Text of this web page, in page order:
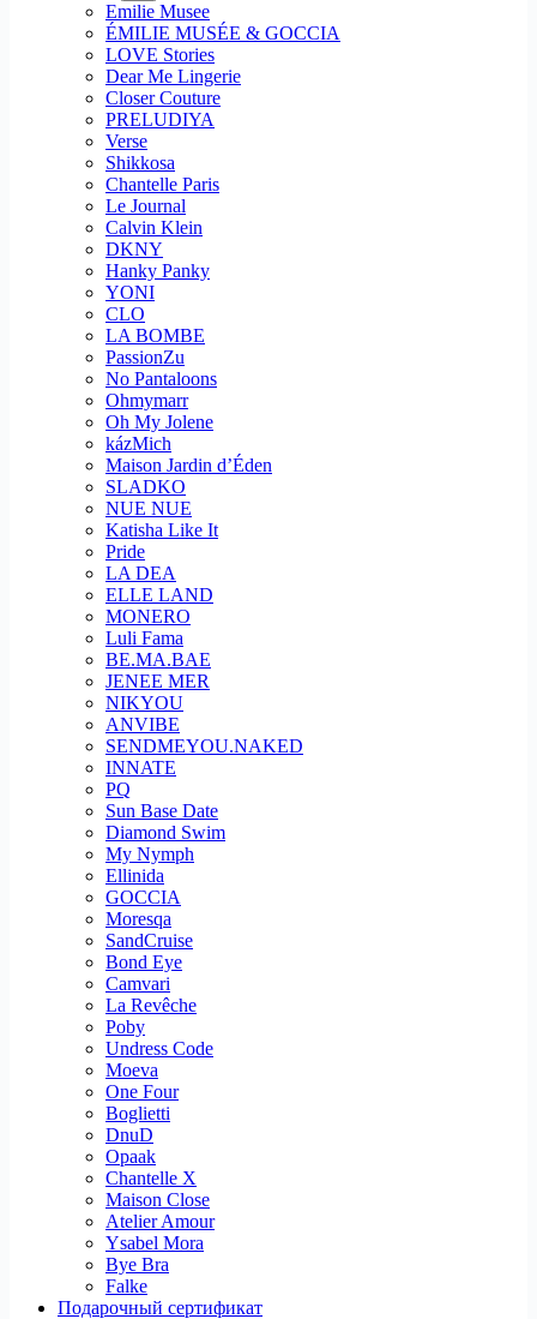
Emilie Musee
ÉMILIE MUSÉE & GOCCIA
LOVE Stories
Dear Me Lingerie
Closer Couture
PRELUDIYA
Verse
Shikkosa
Chantelle Paris
Le Journal
Calvin Klein
DKNY
Hanky Panky
YONI
CLO
LA BOMBE
PassionZu
No Pantaloons
Ohmymarr
Oh My Jolene
kázMich
Maison Jardin d’Éden
SLADKO
NUE NUE
Katisha Like It
Pride
LA DEA
ELLE LAND
MONERO
Luli Fama
BE.MA.BAE
JENEE MER
NIKYOU
ANVIBE
SENDMEYOU.NAKED
INNATE
PQ
Sun Base Date
Diamond Swim
My Nymph
Ellinida
GOCCIA
Moresqa
SandCruise
Bond Eye
Camvari
La Revêche
Poby
Undress Code
Moeva
One Four
Boglietti
DnuD
Opaak
Chantelle X
Maison Close
Atelier Amour
Ysabel Mora
Bye Bra
Falke
Подарочный сертификат